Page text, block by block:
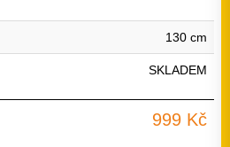
130 cm
SKLADEM
999 Kč